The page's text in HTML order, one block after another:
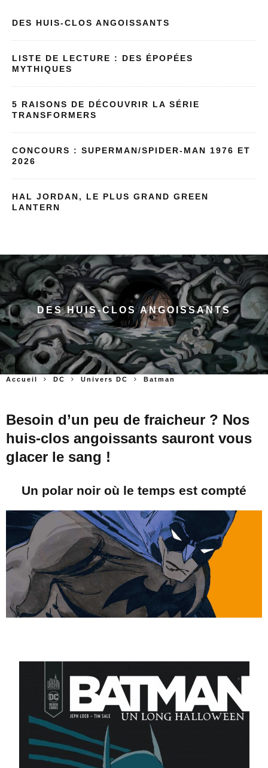
DES HUIS-CLOS ANGOISSANTS
LISTE DE LECTURE : DES ÉPOPÉES
MYTHIQUES
5 RAISONS DE DÉCOUVRIR LA SÉRIE
TRANSFORMERS
CONCOURS : SUPERMAN/SPIDER-MAN 1976 ET
2026
HAL JORDAN, LE PLUS GRAND GREEN
LANTERN
DES HUIS-CLOS ANGOISSANTS
Accueil DC Univers DC Batman
Besoin d’un peu de fraicheur ? Nos
huis-clos angoissants sauront vous
glacer le sang !
Un polar noir où le temps est compté